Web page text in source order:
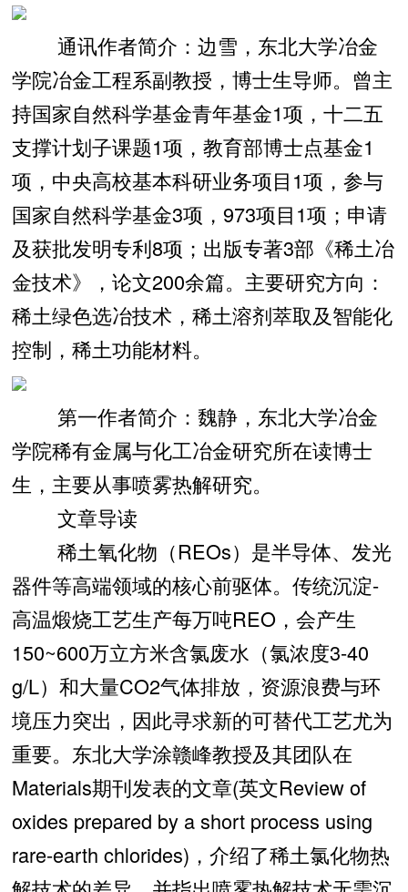
通讯作者简介：边雪，东北大学冶金
学院冶金工程系副教授，博士生导师。曾主
持国家自然科学基金青年基金1项，十二五
支撑计划子课题1项，教育部博士点基金1
项，中央高校基本科研业务项目1项，参与
国家自然科学基金3项，973项目1项；申请
及获批发明专利8项；出版专著3部《稀土冶
金技术》，论文200余篇。主要研究方向：
稀土绿色选冶技术，稀土溶剂萃取及智能化
控制，稀土功能材料。
第一作者简介：魏静，东北大学冶金
学院稀有金属与化工冶金研究所在读博士
生，主要从事喷雾热解研究。
文章导读
稀土氧化物（REOs）是半导体、发光
器件等高端领域的核心前驱体。传统沉淀-
高温煅烧工艺生产每万吨REO，会产生
150~600万立方米含氯废水（氯浓度3-40
g/L）和大量CO2气体排放，资源浪费与环
境压力突出，因此寻求新的可替代工艺尤为
重要。东北大学涂赣峰教授及其团队在
Materials期刊发表的文章(英文Review of
oxides prepared by a short process using
rare-earth chlorides)，介绍了稀土氯化物热